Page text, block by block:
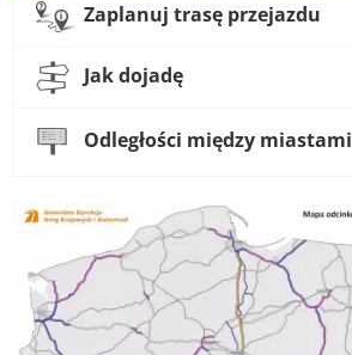
Zaplanuj trasę przejazdu
Jak dojadę
Odległości między miastami